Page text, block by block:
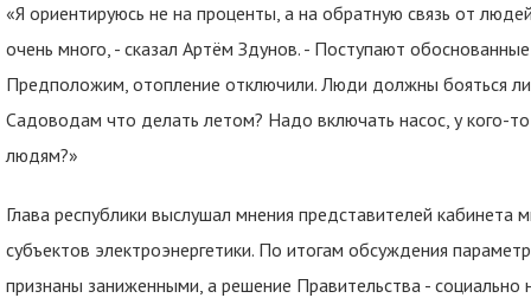
«Я ориентируюсь не на проценты, а на обратную связь от
очень много, - сказал Артём Здунов. - Поступают
Предположим, отопление отключили. Люди должны бояться
Садоводам что делать летом? Надо включать насос, у кого-
людям?»
Глава республики выслушал мнения представителей кабинета
субъектов электроэнергетики. По итогам обсуждения
признаны заниженными, а решение Правительства - социально